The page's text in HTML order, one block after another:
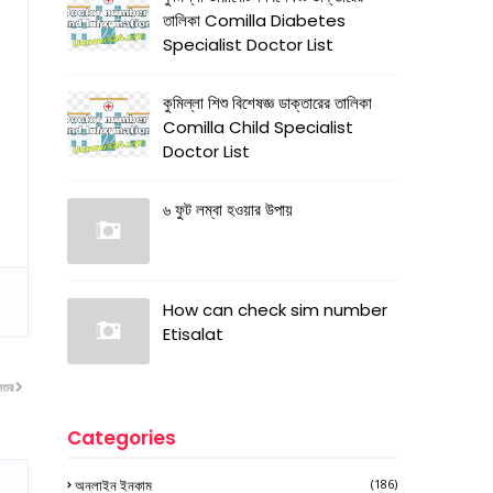
তালিকা Comilla Diabetes
Specialist Doctor List
কুমিল্লা শিশু বিশেষজ্ঞ ডাক্তারের তালিকা
Comilla Child Specialist
Doctor List
৬ ফুট লম্বা হওয়ার উপায়
How can check sim number
Etisalat
Categories
অনলাইন ইনকাম (186)